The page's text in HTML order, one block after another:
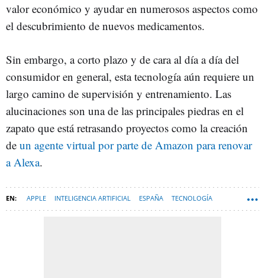
valor económico y ayudar en numerosos aspectos como
el descubrimiento de nuevos medicamentos.
Sin embargo, a corto plazo y de cara al día a día del
consumidor en general, esta tecnología aún requiere un
largo camino de supervisión y entrenamiento. Las
alucinaciones son una de las principales piedras en el
zapato que está retrasando proyectos como la creación
de un agente virtual por parte de Amazon para renovar
a Alexa.
APPLE INTELIGENCIA ARTIFICIAL ESPAÑA TECNOLOGÍA